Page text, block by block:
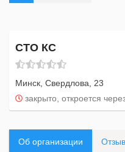
СТО КС
Минск, Свердлова, 23
закрыто, откроется
Об организации